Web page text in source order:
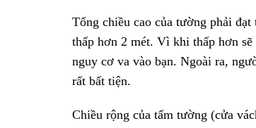
Tổng chiều cao của tường phải
thấp hơn 2 mét. Vì khi thấp hơn
nguy cơ va vào bạn. Ngoài ra,
rất bất tiện.
Chiều rộng của tấm tường (cửa